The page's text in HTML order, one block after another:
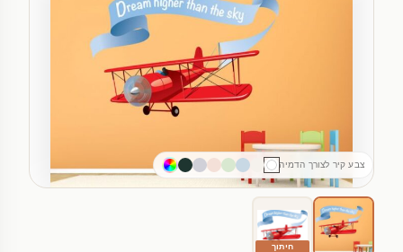
צבע קיר לצורך הדמיה
חיתוך